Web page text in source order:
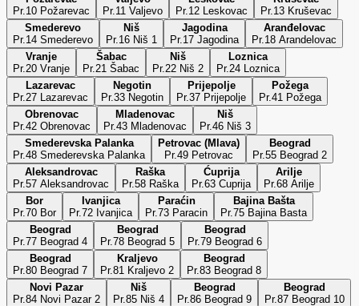
Pr.10 Požarevac
Pr.11 Valjevo
Pr.12 Leskovac
Pr.13 Kruševac
Smederevo
Pr.14 Smederevo
Niš
Pr.16 Niš 1
Jagodina
Pr.17 Jagodina
Aranđelovac
Pr.18 Arandelovac
Vranje
Pr.20 Vranje
Šabac
Pr.21 Šabac
Niš
Pr.22 Niš 2
Loznica
Pr.24 Loznica
Lazarevac
Pr.27 Lazarevac
Negotin
Pr.33 Negotin
Prijepolje
Pr.37 Prijepolje
Požega
Pr.41 Požega
Obrenovac
Pr.42 Obrenovac
Mladenovac
Pr.43 Mladenovac
Niš
Pr.46 Niš 3
Smederevska Palanka
Pr.48 Smederevska Palanka
Petrovac (Mlava)
Pr.49 Petrovac
Beograd
Pr.55 Beograd 2
Aleksandrovac
Pr.57 Aleksandrovac
Raška
Pr.58 Raška
Ćuprija
Pr.63 Cuprija
Arilje
Pr.68 Arilje
Bor
Pr.70 Bor
Ivanjica
Pr.72 Ivanjica
Paraćin
Pr.73 Paracin
Bajina Bašta
Pr.75 Bajina Basta
Beograd
Pr.77 Beograd 4
Beograd
Pr.78 Beograd 5
Beograd
Pr.79 Beograd 6
Beograd
Pr.80 Beograd 7
Kraljevo
Pr.81 Kraljevo 2
Beograd
Pr.83 Beograd 8
Novi Pazar
Pr.84 Novi Pazar 2
Niš
Pr.85 Niš 4
Beograd
Pr.86 Beograd 9
Beograd
Pr.87 Beograd 10